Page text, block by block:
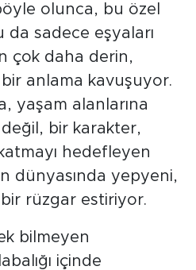
böyle olunca, bu özel
da sadece eşyaları
çok daha derin,
anlama kavuşuyor.
yaşam alanlarına
bir karakter,
hedefleyen
dünyasında yepyeni,
rüzgar estiriyor.
bilmeyen
içinde